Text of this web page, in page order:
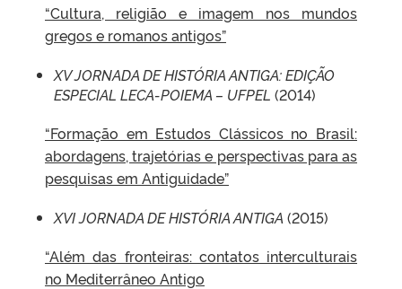
“Cultura, religião e imagem nos mundos
gregos e romanos antigos”
XV JORNADA DE HISTÓRIA ANTIGA: EDIÇÃO
ESPECIAL LECA-POIEMA – UFPEL (2014)
“Formação em Estudos Clássicos no Brasil:
abordagens, trajetórias e perspectivas para as
pesquisas em Antiguidade”
XVI JORNADA DE HISTÓRIA ANTIGA (2015)
“Além das fronteiras: contatos interculturais
no Mediterrâneo Antigo